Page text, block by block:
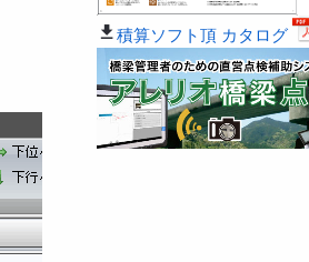
積算ソフト頂 カタログ